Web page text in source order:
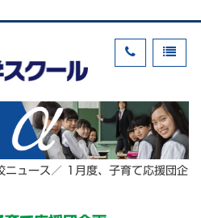
ニュース ／
1月度、子育て応援団企